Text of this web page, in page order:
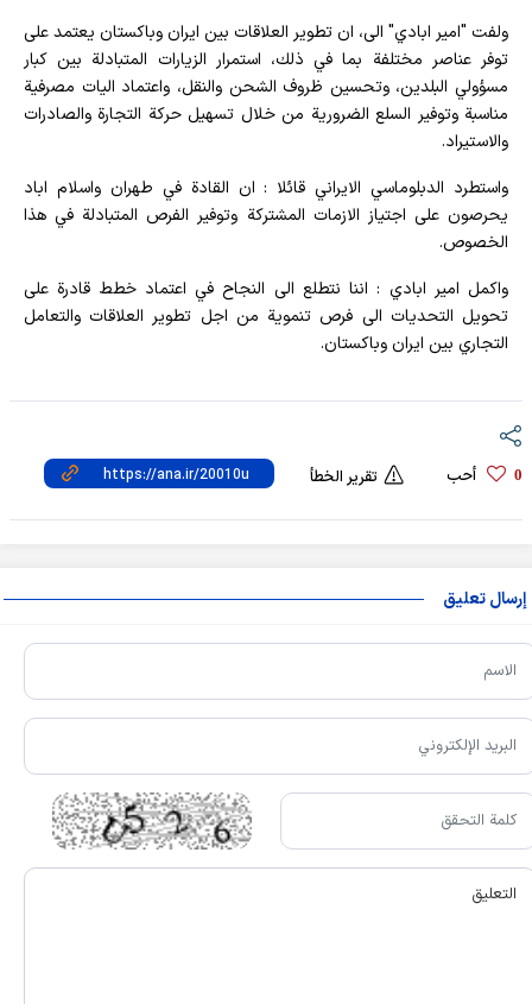
ولفت "امير ابادي" الى، ان تطوير العلاقات بين ايران وباكستان يعتمد على
توفر عناصر مختلفة بما في ذلك، استمرار الزيارات المتبادلة بين كبار
مسؤولي البلدين، وتحسين ظروف الشحن والنقل، واعتماد اليات مصرفية
مناسبة وتوفير السلع الضرورية من خلال تسهيل حركة التجارة والصادرات
والاستيراد.
واستطرد الدبلوماسي الايراني قائلا : ان القادة في طهران واسلام اباد
يحرصون على اجتياز الازمات المشتركة وتوفير الفرص المتبادلة في هذا
الخصوص.
واكمل امير ابادي : اننا نتطلع الى النجاح في اعتماد خطط قادرة على
تحويل التحديات الى فرص تنموية من اجل تطوير العلاقات والتعامل
التجاري بين ايران وباكستان.
0 أحب تقرير الخطأ
إرسال تعليق